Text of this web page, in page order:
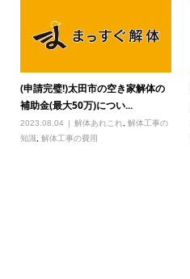
(申請完璧!)太田市の空き家解体の
補助金(最大50万)につい...
2023.08.04 解体あれこれ, 解体工事の
知識, 解体工事の費用